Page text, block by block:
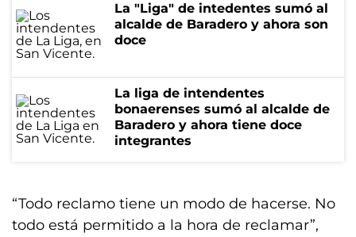
La "Liga" de intedentes sumó al
alcalde de Baradero y ahora son
doce
La liga de intendentes
bonaerenses sumó al alcalde de
Baradero y ahora tiene doce
integrantes
“Todo reclamo tiene un modo de hacerse. No
todo está permitido a la hora de reclamar”,